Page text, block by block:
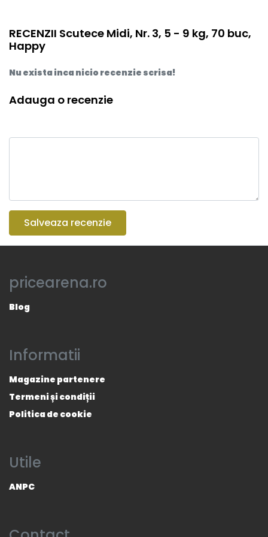
RECENZII Scutece Midi, Nr. 3, 5 - 9 kg, 70 buc,
Happy
Nu exista inca nicio recenzie scrisa!
Adauga o recenzie
Salveaza recenzie
pricearena.ro
Blog
Informatii
Magazine partenere
Termeni și condiții
Politica de cookie
Utile
ANPC